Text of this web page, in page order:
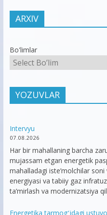
ARXIV
Bo'limlar
YOZUVLAR
Intervyu
07.08.2026
Har bir mahallaning barcha
mujassam etgan energetik
mahalladagi iste’molchilar
energiyasi va tabiiy gaz
ta’mirlash va modernizatsiya
Energetika tarmogʻidagi